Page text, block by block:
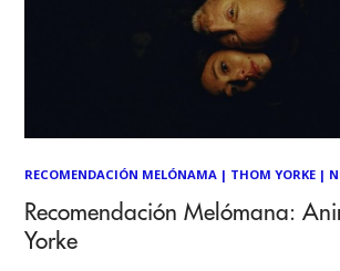
RECOMENDACIÓN MELÓNAMA | THOM YORKE |
Recomendación Melómana:
Yorke